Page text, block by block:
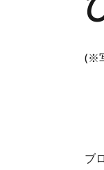
(※
ブ